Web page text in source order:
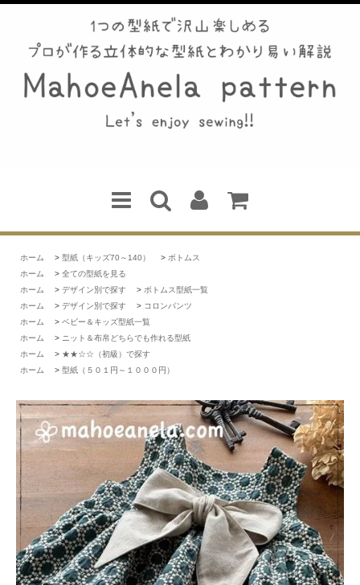
ホーム > 型紙（キッズ70～140） > ボトムス
ホーム
> 全ての型紙を見る
ホーム
> デザイン別で探す > ボトムス型紙一覧
ホーム
> デザイン別で探す > コロンパンツ
ホーム
> ベビー＆キッズ型紙一覧
ホーム
> ニット＆布帛どちらでも作れる型紙
ホーム
> ★★☆☆（初級）で探す
ホーム
> 型紙（５０１円～１０００円）